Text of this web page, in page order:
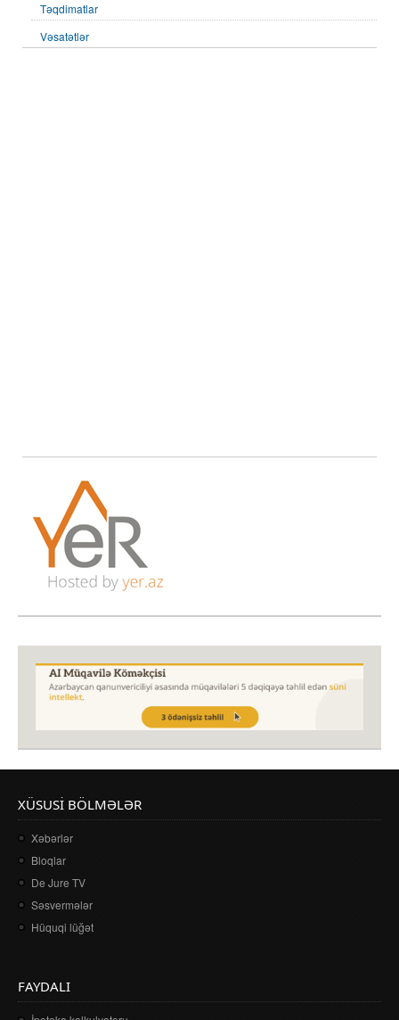
Təqdimatlar
Vəsatətlər
XÜSUSI BÖLMƏLƏR
Xəbərlər
Bloqlar
De Jure TV
Səsvermələr
Hüquqi lüğət
FAYDALI